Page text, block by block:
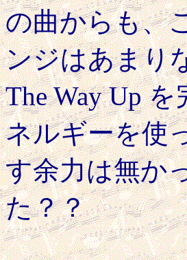
の曲からも、
ンジはあまり
The Way Up
ネルギーを使
す余力は無か
た？？